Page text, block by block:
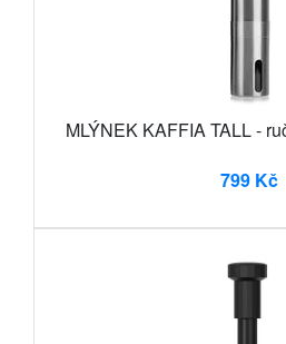
MLÝNEK KAFFIA TALL -
799 Kč